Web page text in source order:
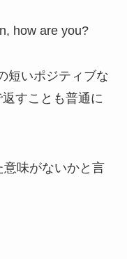
how are you?
短いポジティブな
すことも普通に
意味がないかと言